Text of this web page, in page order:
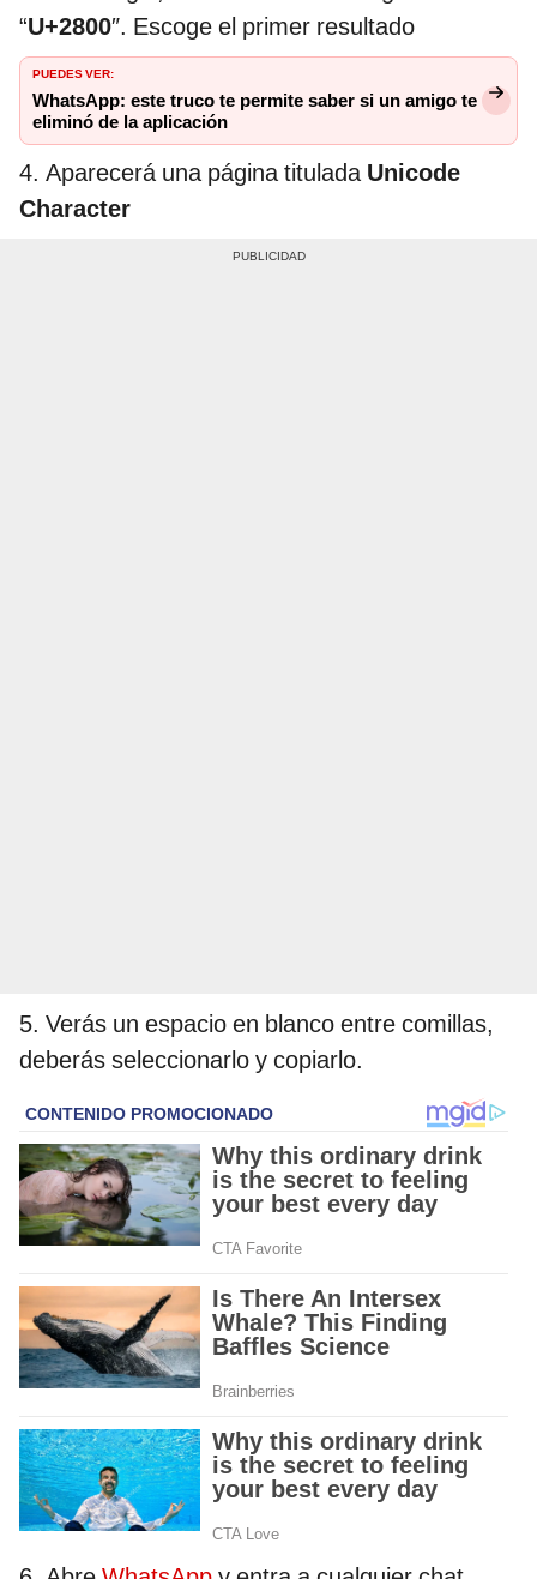
“U+2800″. Escoge el primer resultado
PUEDES VER:
WhatsApp: este truco te permite saber si un amigo te
eliminó de la aplicación
4. Aparecerá una página titulada Unicode
Character
5. Verás un espacio en blanco entre comillas,
deberás seleccionarlo y copiarlo.